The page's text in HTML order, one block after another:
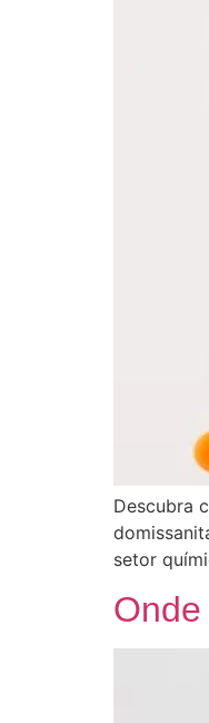
Descubra
setor